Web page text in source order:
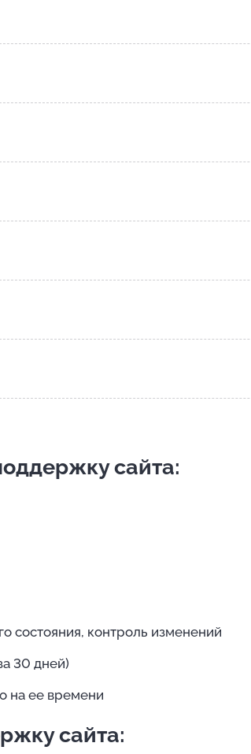
сайта:
состояния, контроль изменений
30 дней)
на ее времени
сайта: